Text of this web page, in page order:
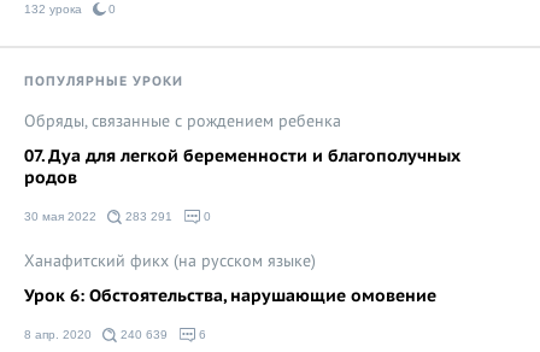
132 урока 0
ПОПУЛЯРНЫЕ УРОКИ
Обряды, связанные с рождением ребенка
07. Дуа для легкой беременности и благополучных
родов
30 мая 2022 283 291 0
Ханафитский фикх (на русском языке)
Урок 6: Обстоятельства, нарушающие омовение
8 апр. 2020 240 639 6